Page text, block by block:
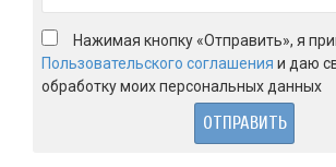
Нажимая кнопку «Отправить», я
Пользовательского соглашения и даю
обработку моих персональных данных